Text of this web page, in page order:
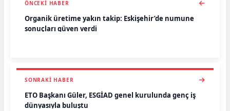
ÖNCEKI HABER
Organik üretime yakın takip: Eskişehir’de numune
sonuçları güven verdi
SONRAKI HABER
ETO Başkanı Güler, ESGİAD genel kurulunda genç iş
dünyasıyla buluştu